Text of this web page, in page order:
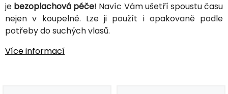
je bezoplachová péče! Navíc Vám ušetří spoustu času
nejen v koupelně. Lze ji použít i opakovaně podle
potřeby do suchých vlasů.
Více informací